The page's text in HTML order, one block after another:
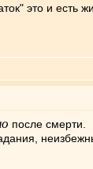
это и есть
после смерти.